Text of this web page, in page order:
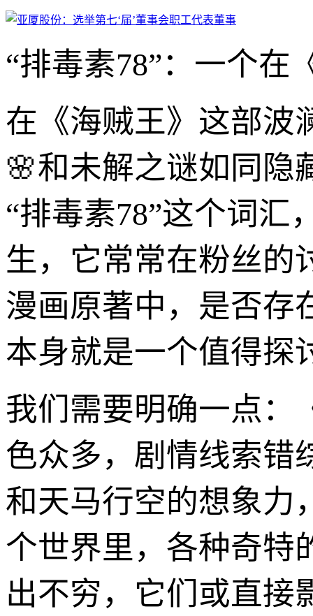
“排毒素78”：一个在
在《海贼王》这部波
🌸和未解之谜如同隐
“排毒素78”这个词汇
生，它常常在粉丝的
漫画原著中，是否存
本身就是一个值得探
我们需要明确一点：
色众多，剧情线索错
和天马行空的想象力
个世界里，各种奇特
出不穷，它们或直接